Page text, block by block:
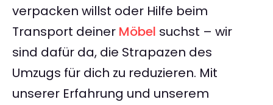
verpacken willst oder Hilfe beim
Transport deiner Möbel suchst – wir
sind dafür da, die Strapazen des
Umzugs für dich zu reduzieren. Mit
unserer Erfahrung und unserem